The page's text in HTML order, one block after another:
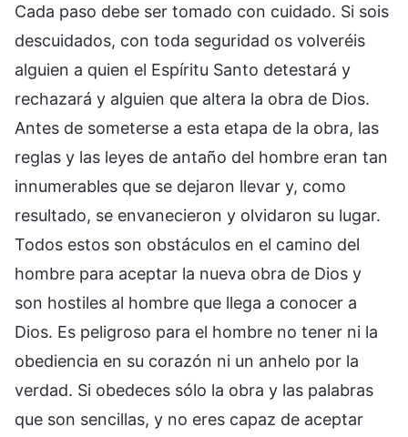
Cada paso debe ser tomado con cuidado. Si sois
descuidados, con toda seguridad os volveréis
alguien a quien el Espíritu Santo detestará y
rechazará y alguien que altera la obra de Dios.
Antes de someterse a esta etapa de la obra, las
reglas y las leyes de antaño del hombre eran tan
innumerables que se dejaron llevar y, como
resultado, se envanecieron y olvidaron su lugar.
Todos estos son obstáculos en el camino del
hombre para aceptar la nueva obra de Dios y
son hostiles al hombre que llega a conocer a
Dios. Es peligroso para el hombre no tener ni la
obediencia en su corazón ni un anhelo por la
verdad. Si obedeces sólo la obra y las palabras
que son sencillas, y no eres capaz de aceptar